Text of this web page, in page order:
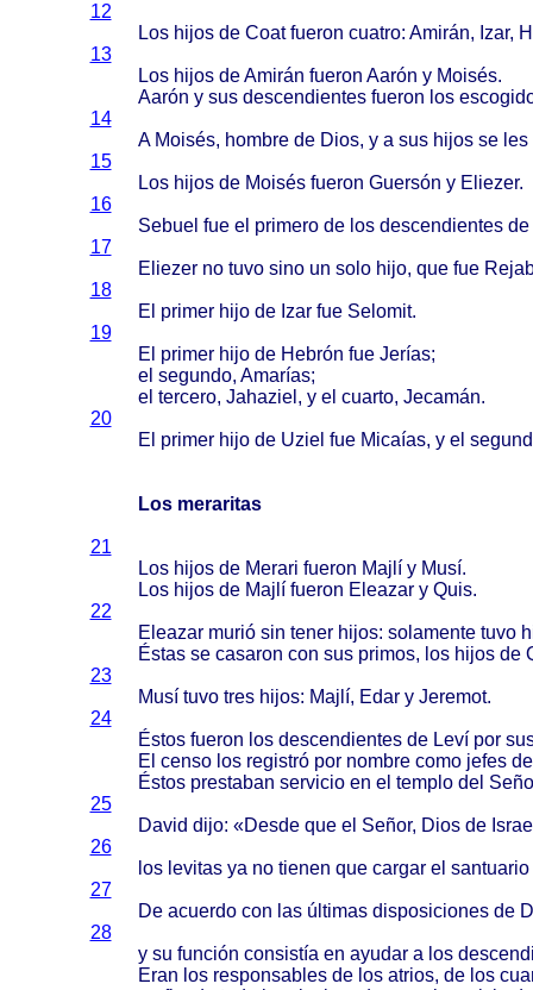
12
Los hijosde Coat fueron cuatro: Amirán, Izar,
13
Los hijosdeAmirán fueron Aarón y Moisés.
Aarón y sus descendientes fueron los
14
A Moisés, hombrede Dios, y a sus hijosse les
15
Los hijosde Moisés fueron Guersón y Eliezer.
16
Sebuel fue el primerode los descendientesde
17
Eliezerno tuvo sinoun solo hijo, que fue
18
El primer hijode Izarfue Selomit.
19
El primer hijode Hebrón fue Jerías;
el segundo, Amarías;
el tercero, Jahaziel , y el cuarto, Jecamán.
20
El primer hijode Uziel fue Micaías, y el
Los meraritas
21
Los hijosde Merari fueron Majlíy Musí.
Los hijosde Majlí fueron Eleazary Quis.
22
Eleazar muriósin tener hijos: solamente tuvo
Éstasse casaron con sus primos, los hijosde
23
Musí tuvo tres hijos: Majlí, Edary Jeremot.
24
Éstos fueron los descendientesde Levípor
El censolos registrópor nombre como jefesde
Éstos prestaban servicioen el templodel
25
David dijo: «Desdeque el Señor, Diosde Israel
26
los levitasya no tienen que cargarel santuario
27
De acuerdocon las últimas disposicionesde
28
y su función consistía en ayudara los
Eran los responsablesde los atrios, de los